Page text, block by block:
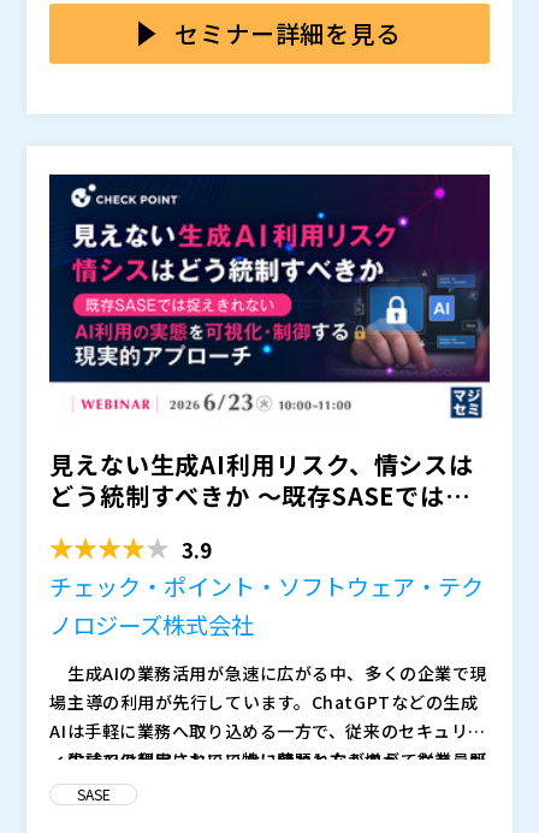
のまま導入することは現実的ではありません。今まさ
に、中堅・中小企業に適した“等身大のSASE”が求めら
点間やシステム間通信など、現実的な運用要件に対応し
きれないSASEも少なくありません。一方中堅・中小企
求められます。結果として「理想的なセキュリティ構
想」と「現場で実現可能な仕組み」との間に大きなギャ
ップが生まれています。
維持しながら、段階的にゼロトラスト化を進める、中
堅・中小企業向けの現実的なSASE導入パターンを解説
み、コストを抑えつつセキュリティ水準を高める「KA
MOME SASE」を紹介。さらに、拠点間・システム間通
信への対応など柔軟な構成例を提示します。理想論では
なく、現場が“今日から取り組めるSASE運用”を具体的
に示す内容です。
にも再放送を予定しています。ご都合のよいほうをお選
びください。
かもめエンジニアリング株式会社（）
マジセミ株式会社（
※共催、協賛、協力、講演企業は将来的に追加、削除さ
れる可能性があります。
セミナー詳細を見る
見えない生成AI利用リスク、情シスは
どう統制すべきか ～既存SASEでは捉
3.9
チェック・ポイント・ソフトウェア・テク
ノロジーズ株式会社
生成AIの業務活用が急速に広がる中、多くの企業で現
場主導の利用が先行しています。ChatGPTなどの生成
AIは手軽に業務へ取り込める一方で、従来のセキュリテ
ィ設計では想定されていない使われ方が増えており、既
存のSASE環境だけでは十分に対応しきれないケースが
生成AIの利用において特に問題となるのが、従業員が
どのような情報を入力しているか把握できない点です。
SASE